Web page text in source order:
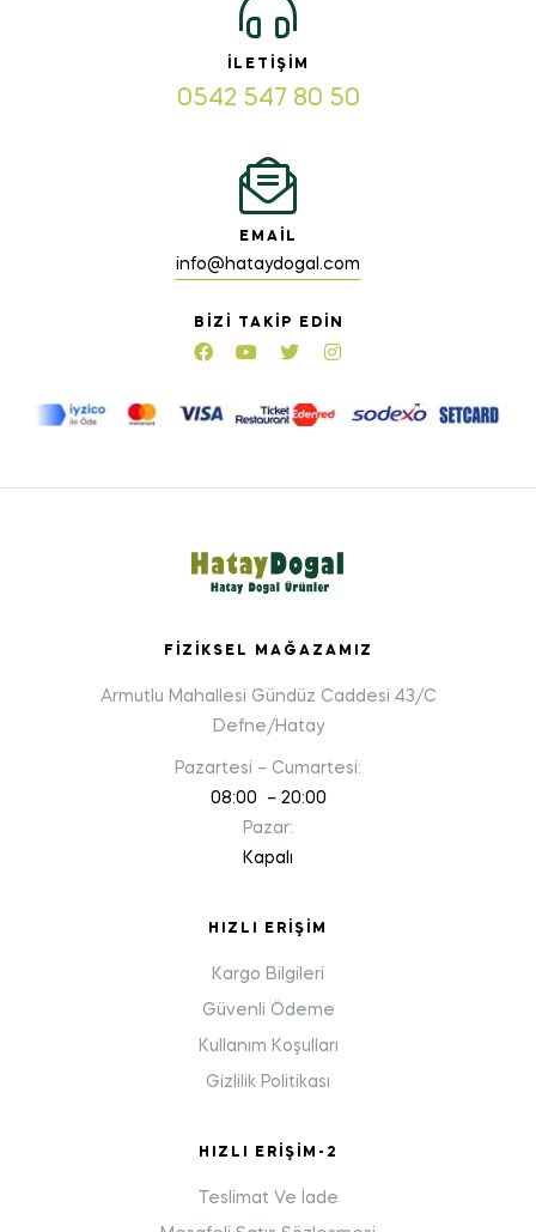
İLETIŞIM
0542 547 80 50
EMAIL
info@hataydogal.com
BIZI TAKIP EDIN
FIZIKSEL MAĞAZAMIZ
Armutlu Mahallesi Gündüz Caddesi 43/C
Defne/Hatay
Pazartesi – Cumartesi:
08:00 – 20:00
Pazar:
Kapalı
HIZLI ERIŞIM
Kargo Bilgileri
Güvenli Ödeme
Kullanım Koşulları
Gizlilik Politikası
HIZLI ERIŞIM-2
Teslimat Ve İade